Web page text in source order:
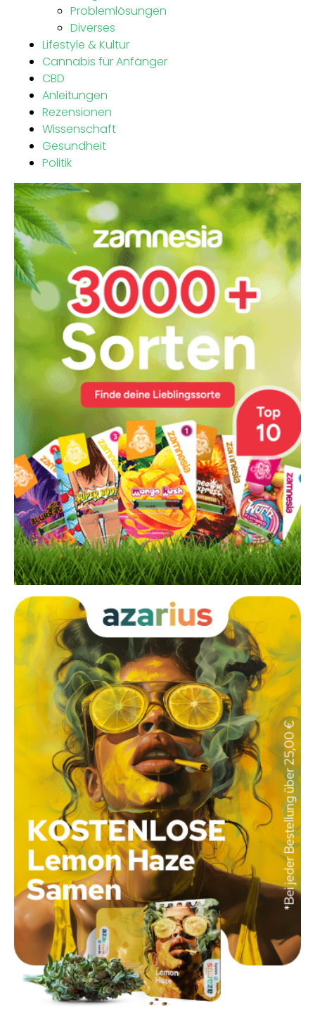
Problemlösungen
Diverses
Lifestyle & Kultur
Cannabis für Anfänger
CBD
Anleitungen
Rezensionen
Wissenschaft
Gesundheit
Politik